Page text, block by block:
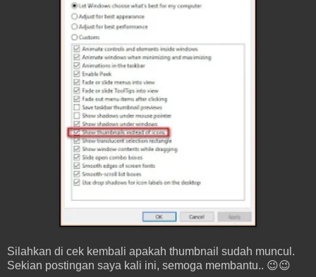
Silahkan di cek kembali apakah thumbnail sudah muncul.
Sekian postingan saya kali ini, semoga membantu.. 😉😉